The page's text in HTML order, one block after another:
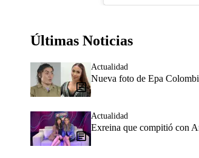
Últimas Noticias
Actualidad
Nueva foto de Epa
Actualidad
Exreina que compitió con